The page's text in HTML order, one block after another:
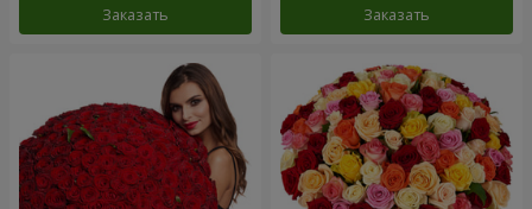
Заказать Заказать